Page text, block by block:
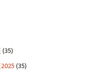
(35)
(35)